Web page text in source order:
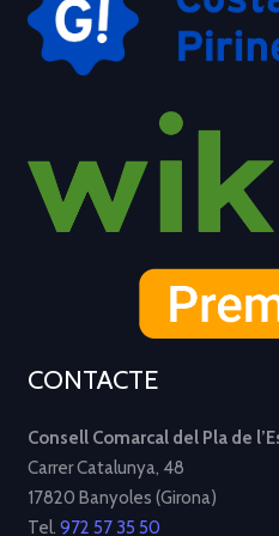
CONTACTE
Consell Comarcal del Pla de
Carrer Catalunya, 48
17820 Banyoles (Girona)
Tel. 972 57 35 50